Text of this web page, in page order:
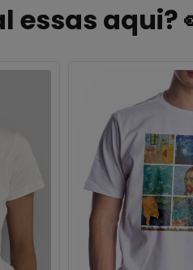
essas aqui?